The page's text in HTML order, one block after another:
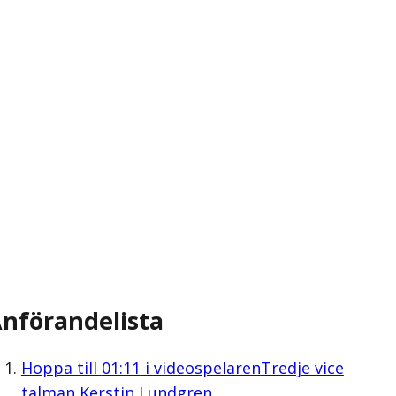
Hoppa till 01:11 i videospelarenTredje vice